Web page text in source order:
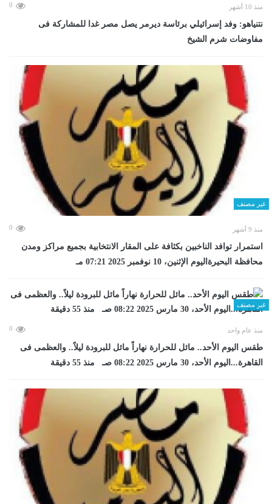
منذ 10 أشهر 0
نتنياهو: وفد إسرائيلي برئاسة ديرمر يصل مصر غدا للمشاركة فى
مفاوضات شرم الشيخ
غير مصنف
منذ 9 أشهر 0
استمرار توافد الناخبين بكثافة على المقار الانتخابية بجميع مراكز ومدن
محافظة البحيرةاليوم الإثنين، 10 نوفمبر 2025 07:21 مـ
غير مصنف
منذ عام واحد 0
طقس اليوم الأحد.. مائل للحرارة نهاراً مائل للبرودة ليلاً.. والعظمى فى
القاهرة...اليوم الأحد، 30 مارس 2025 08:22 صـ منذ 55 دقيقة